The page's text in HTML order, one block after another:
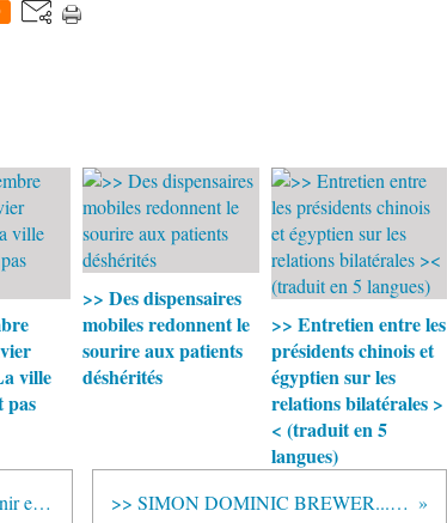
ville
pas
>> Des dispensaires
mobiles redonnent le
sourire aux patients
déshérités
>> Entretien entre les
présidents chinois et
égyptien sur les
relations bilatérales >
< (traduit en 5
langues)
>> Naître dans une explosion et finir en implosion ! >> SIMON DOMINIC BREWER... tu connais ?